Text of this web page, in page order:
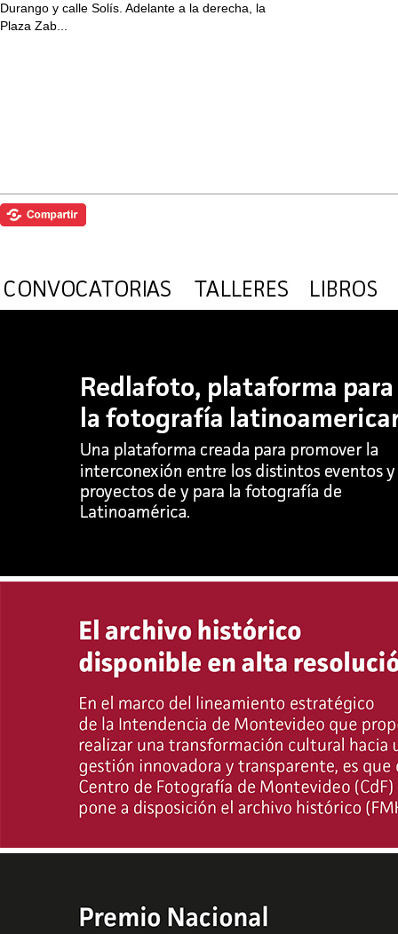
Durango y calle Solís. Adelante a la derecha, la
Plaza Zab...